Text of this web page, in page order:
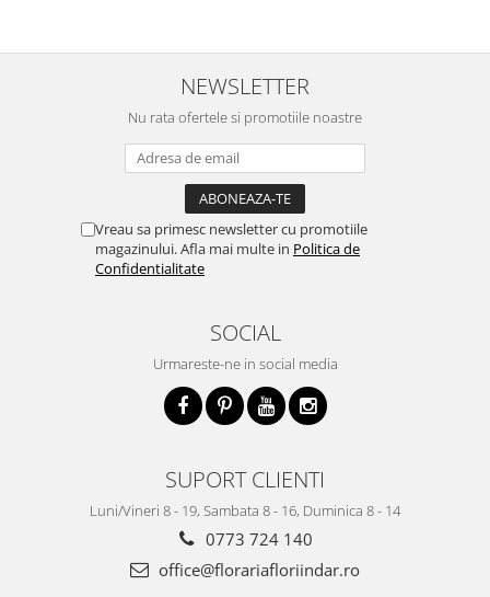
NEWSLETTER
Nu rata ofertele si promotiile noastre
Vreau sa primesc newsletter cu promotiile
magazinului. Afla mai multe in Politica de
Confidentialitate
SOCIAL
Urmareste-ne in social media
SUPORT CLIENTI
Luni/Vineri 8 - 19, Sambata 8 - 16, Duminica 8 - 14
0773 724 140
office@florariafloriindar.ro